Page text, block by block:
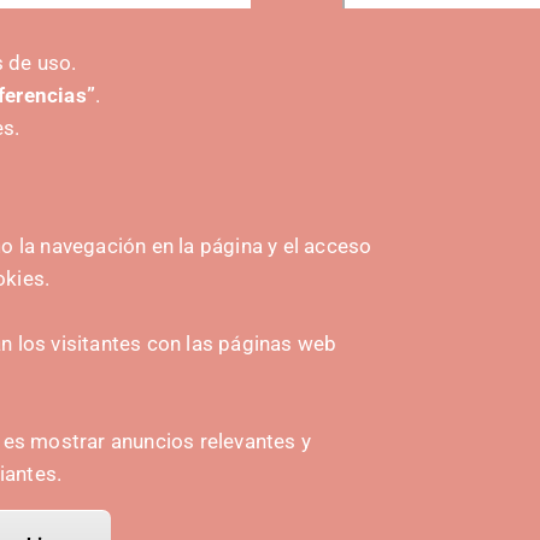
Spain Living Lab
de uso.
.
la navegación en la página y el acceso
los visitantes con las páginas web
mostrar anuncios relevantes y